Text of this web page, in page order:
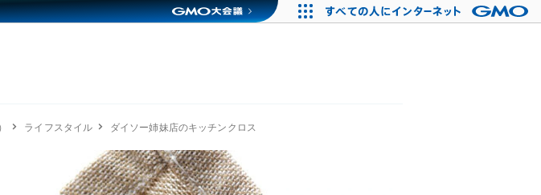
ライフスタイル ダイソー姉妹店のキッチンクロス